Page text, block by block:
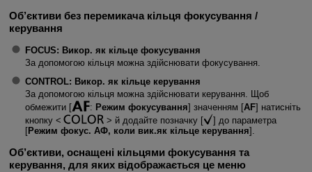
Об’єктиви без перемикача кільця фокусування /
керування
FOCUS: Викор. як кільце фокусування
За допомогою кільця можна здійснювати фокусування.
CONTROL: Викор. як кільце керування
За допомогою кільця можна здійснювати керування. Щоб
обмежити [
: Режим фокусування] значенням [AF] натисніть
кнопку
й додайте позначку [
] до параметра
[Режим фокус. АФ, коли вик.як кільце керування].
Об’єктиви, оснащені кільцями фокусування та
керування, для яких відображається це меню